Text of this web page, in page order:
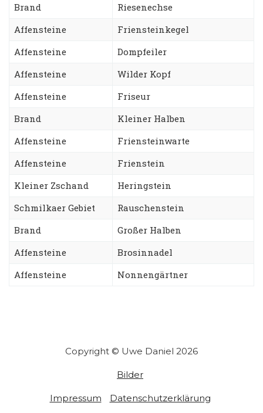
Brand
Riesenechse
Affensteine
Friensteinkegel
Affensteine
Dompfeiler
Affensteine
Wilder Kopf
Affensteine
Friseur
Brand
Kleiner Halben
Affensteine
Friensteinwarte
Affensteine
Frienstein
Kleiner Zschand
Heringstein
Schmilkaer Gebiet
Rauschenstein
Brand
Großer Halben
Affensteine
Brosinnadel
Affensteine
Nonnengärtner
Copyright © Uwe Daniel 2026
Bilder
Impressum Datenschutzerklärung